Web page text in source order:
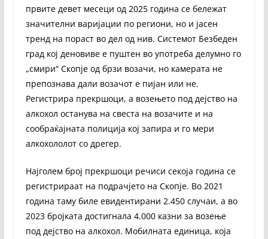
првите девет месеци од 2025 година се бележат
значителни варијации по региони, но и јасен
тренд на пораст во дел од нив. Системот Безбеден
град кој деновиве е пуштен во употреба делумно го
„смири“ Скопје од брзи возачи, но камерата не
препознава дали возачот е пијан или не.
Регистрира прекршоци, а возењето под дејство на
алкохол останува на свеста на возачите и на
сообраќајната полиција кој запира и го мери
алкохололот со дрегер.
Најголем број прекршоци речиси секоја година се
регистрираат на подрачјето на Скопје. Во 2021
година таму биле евидентирани 2.450 случаи, а во
2023 бројката достигнала 4.000 казни за возење
под дејство на алкохол. Мобилната единица, која